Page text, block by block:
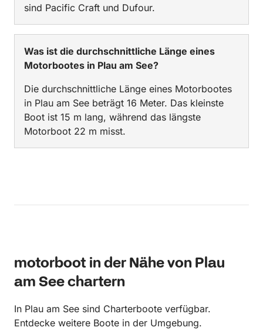
sind Pacific Craft und Dufour.
Was ist die durchschnittliche Länge eines
Motorbootes in Plau am See?
Die durchschnittliche Länge eines Motorbootes
in Plau am See beträgt 16 Meter. Das kleinste
Boot ist 15 m lang, während das längste
Motorboot 22 m misst.
motorboot in der Nähe von Plau
am See chartern
In Plau am See sind Charterboote verfügbar.
Entdecke weitere Boote in der Umgebung.